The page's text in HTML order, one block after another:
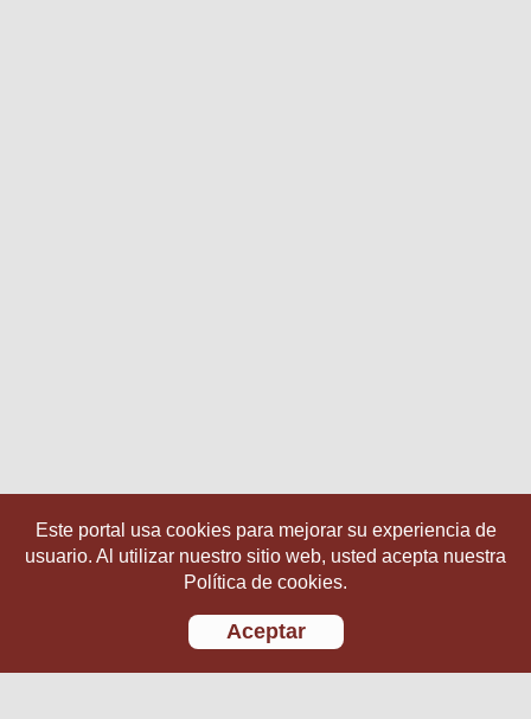
Este portal usa cookies para mejorar su experiencia de
usuario. Al utilizar nuestro sitio web, usted acepta nuestra
Política de cookies.
Aceptar